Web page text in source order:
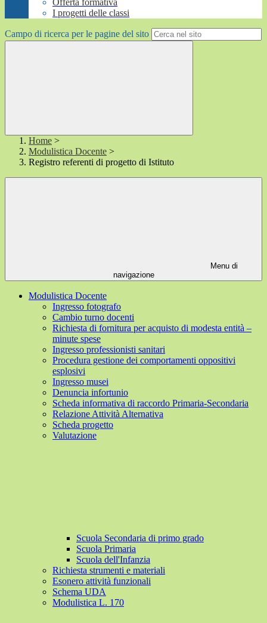
Offerta formativa
I progetti delle classi
Campo di ricerca per le pagine del sito
Home >
Modulistica Docente >
Registro referenti di progetto di Istituto
Menu di
navigazione
Modulistica Docente
Ingresso fotografo
Cambio turno docenti
Richiesta di fornitura per acquisto di modesta entità –
minute spese
Ingresso professionisti sanitari
Procedura gestione dei comportamenti oppositivi
esplosivi
Ingresso musei
Denuncia infortunio
Scheda informativa di raccordo Primaria-Secondaria
Relazione Attività Alternativa
Scheda progetto
Valutazione
Scuola Secondaria di primo grado
Scuola Primaria
Scuola dell'Infanzia
Richiesta strumenti e materiali
Esonero attività funzionali
Schema UDA
Modulistica L. 170